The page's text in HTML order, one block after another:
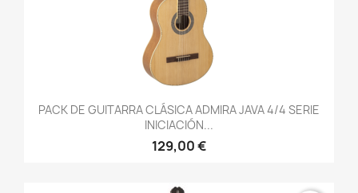
PACK DE GUITARRA CLÁSICA ADMIRA JAVA 4/4 SERIE
INICIACIÓN...
129,00 €